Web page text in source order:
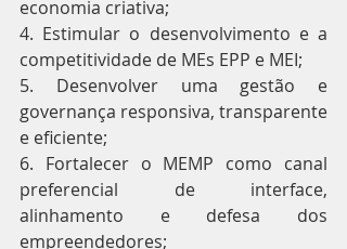
economia criativa;
4. Estimular o desenvolvimento e a
competitividade de MEs EPP e MEI;
5. Desenvolver uma gestão e
governança responsiva, transparente
e eficiente;
6. Fortalecer o MEMP como canal
preferencial de interface,
alinhamento e defesa dos
empreendedores;